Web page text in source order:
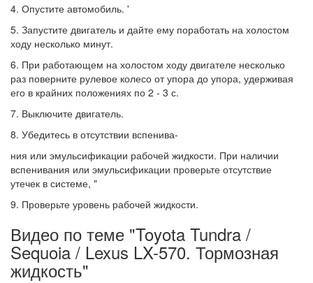
4. Опустите автомобиль. '
5. Запустите двигатель и дайте ему поработать на холостом
ходу несколько минут.
6. При работающем на холостом ходу двигателе несколько
раз поверните рулевое колесо от упора до упора, удерживая
его в крайних положениях по 2 - 3 с.
7. Выключите двигатель.
8. Убедитесь в отсутствии вспенива-
ния или эмульсификации рабочей жидкости. При наличии
вспенивания или эмульсификации проверьте отсутствие
утечек в системе, "
9. Проверьте уровень рабочей жидкости.
Видео по теме "Toyota Tundra /
Sequoia / Lexus LX-570. Тормозная
жидкость"